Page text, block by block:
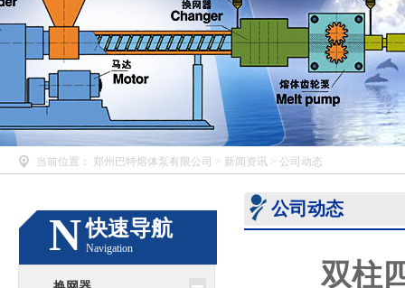
当前位置： 郑州巴特熔体泵有限公司 > 新闻资讯 > 公司动态
N快速导航
Navigation
公司动态
双柱